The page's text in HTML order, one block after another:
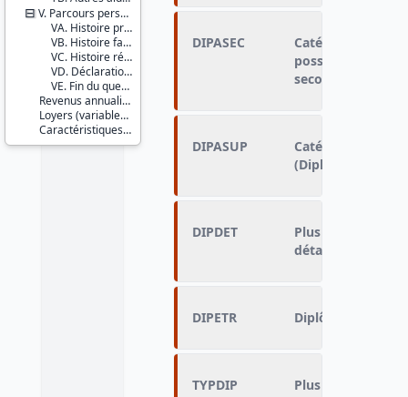
V. Parcours personnel et professionnel
VA. Histoire professionnelle
VB. Histoire familiale
VC. Histoire résidentielle
VD. Déclaration d'impôt
VE. Fin du questionnaire
Revenus annualisés (variables calculées)
Loyers (variables imputées)
Caractéristiques d'enquête
DIPASEC
Catégorie où se
possédé
secondaire)
DIPASUP
Catégorie du
(Diplôme de
DIPDET
Plus haut
détaillé
DIPETR Diplôme obtenu
TYPDIP Plus haut